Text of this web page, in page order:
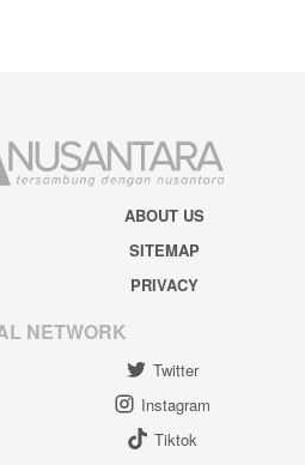
ABOUT US
SITEMAP
PRIVACY
NETWORK
Twitter
Instagram
Tiktok